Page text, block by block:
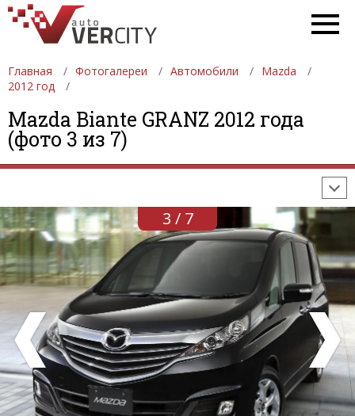
Главная Фотогалереи Автомобили
Mazda
2012 год
Mazda Biante GRANZ 2012 года
(фото 3 из 7)
ФОТОГАЛЕРЕИ АВТОМОБИЛИ
ДЕВУШКИ
АВТОСАЛОНЫ
ФОРМУЛА-1
3 / 7